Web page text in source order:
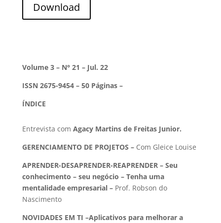
Download
Volume 3 – N° 21 – Jul. 22
ISSN 2675-9454 – 50 Páginas –
ÍNDICE
Entrevista com Agacy Martins de Freitas Junior.
GERENCIAMENTO DE PROJETOS – Com Gleice Louise
APRENDER-DESAPRENDER-REAPRENDER – Seu
conhecimento – seu negócio – Tenha uma
mentalidade empresarial – Prof. Robson do
Nascimento
NOVIDADES EM TI –Aplicativos para melhorar a